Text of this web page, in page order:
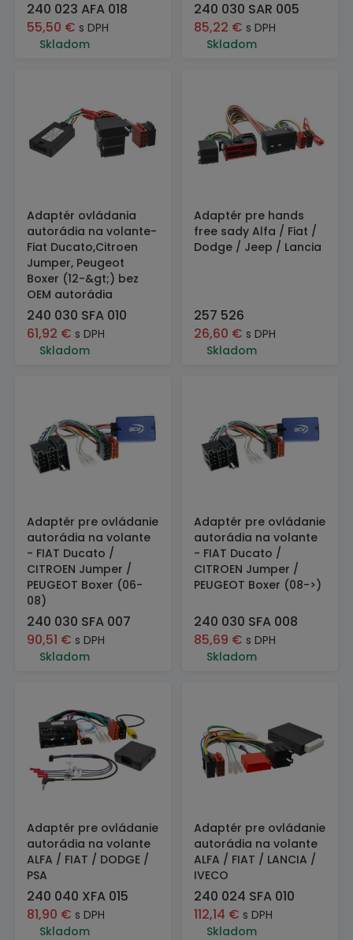
240 023 AFA 018
55,50 € s DPH
Skladom
240 030 SAR 005
85,22 € s DPH
Skladom
Adaptér ovládania
autorádia na volante-
Fiat Ducato,Citroen
Jumper, Peugeot
Boxer (12-&gt;) bez
OEM autorádia
240 030 SFA 010
61,92 € s DPH
Skladom
Adaptér pre hands
free sady Alfa / Fiat /
Dodge / Jeep / Lancia
257 526
26,60 € s DPH
Skladom
Adaptér pre ovládanie
autorádia na volante
- FIAT Ducato /
CITROEN Jumper /
PEUGEOT Boxer (06-
08)
240 030 SFA 007
90,51 € s DPH
Skladom
Adaptér pre ovládanie
autorádia na volante
- FIAT Ducato /
CITROEN Jumper /
PEUGEOT Boxer (08->)
240 030 SFA 008
85,69 € s DPH
Skladom
Adaptér pre ovládanie
autorádia na volante
ALFA / FIAT / DODGE /
PSA
240 040 XFA 015
81,90 € s DPH
Skladom
Adaptér pre ovládanie
autorádia na volante
ALFA / FIAT / LANCIA /
IVECO
240 024 SFA 010
112,14 € s DPH
Skladom